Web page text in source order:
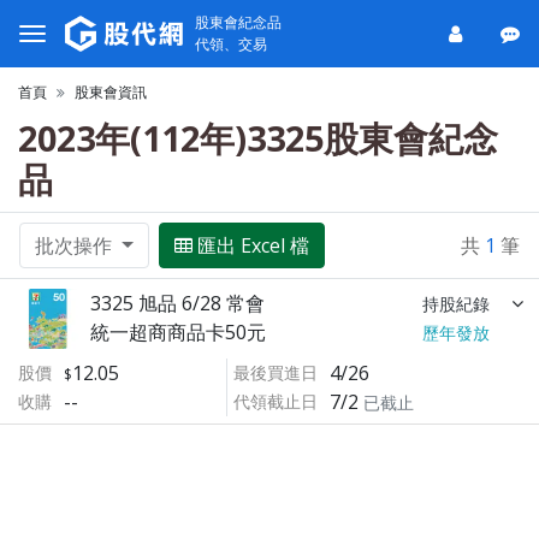
股東會紀念品
代領、交易
首頁 股東會資訊
2023年(112年)3325股東會紀念
品
批次操作 匯出 Excel 檔 共 1 筆
3325 旭品 6/28 常會 持股紀錄
統一超商商品卡50元
歷年發放
股價
12.05
收購 --
最後買進日 4/26
代領截止日 7/2 已截止